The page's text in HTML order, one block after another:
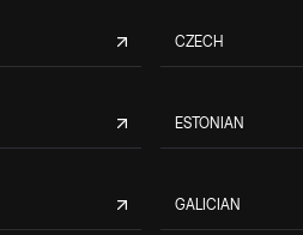
CZECH
ESTONIAN
GALICIAN